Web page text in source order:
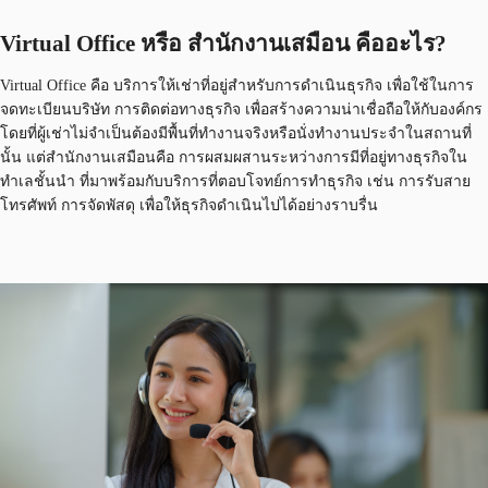
Virtual Office หรือ สำนักงานเสมือน คืออะไร?
Virtual Office คือ บริการให้เช่าที่อยู่สำหรับการดำเนินธุรกิจ เพื่อใช้ในการ
จดทะเบียนบริษัท การติดต่อทางธุรกิจ เพื่อสร้างความน่าเชื่อถือให้กับองค์กร
โดยที่ผู้เช่าไม่จำเป็นต้องมีพื้นที่ทำงานจริงหรือนั่งทำงานประจำในสถานที่
นั้น แต่สำนักงานเสมือนคือ การผสมผสานระหว่างการมีที่อยู่ทางธุรกิจใน
ทำเลชั้นนำ ที่มาพร้อมกับบริการที่ตอบโจทย์การทำธุรกิจ เช่น การรับสาย
โทรศัพท์ การจัดพัสดุ เพื่อให้ธุรกิจดำเนินไปได้อย่างราบรื่น